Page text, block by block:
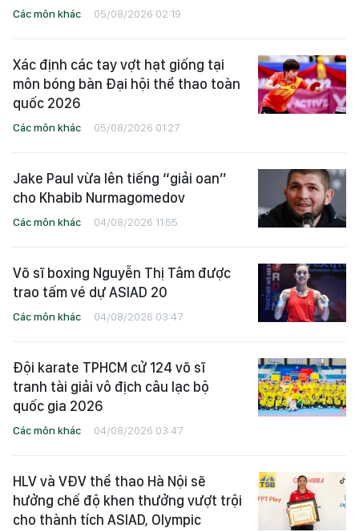
Các môn khác 05/08/2026 02:19
Xác định các tay vợt hạt giống tại
môn bóng bàn Đại hội thể thao toàn
quốc 2026
Các môn khác 05/08/2026 01:27
Jake Paul vừa lên tiếng “giải oan”
cho Khabib Nurmagomedov
Các môn khác 04/08/2026 11:55
Võ sĩ boxing Nguyễn Thị Tâm được
trao tấm vé dự ASIAD 20
Các môn khác 04/08/2026 03:47
Đội karate TPHCM cử 124 võ sĩ
tranh tài giải vô địch câu lạc bộ
quốc gia 2026
Các môn khác 04/08/2026 03:47
HLV và VĐV thể thao Hà Nội sẽ
hưởng chế độ khen thưởng vượt trội
cho thành tích ASIAD, Olympic